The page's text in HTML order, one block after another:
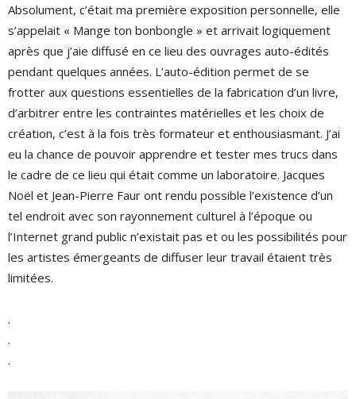
Absolument, c’était ma première exposition personnelle, elle
s’appelait « Mange ton bonbongle » et arrivait logiquement
après que j’aie diffusé en ce lieu des ouvrages auto-édités
pendant quelques années. L’auto-édition permet de se
frotter aux questions essentielles de la fabrication d’un livre,
d’arbitrer entre les contraintes matérielles et les choix de
création, c’est à la fois très formateur et enthousiasmant. J’ai
eu la chance de pouvoir apprendre et tester mes trucs dans
le cadre de ce lieu qui était comme un laboratoire. Jacques
Noël et Jean-Pierre Faur ont rendu possible l’existence d’un
tel endroit avec son rayonnement culturel à l’époque ou
l’Internet grand public n’existait pas et ou les possibilités pour
les artistes émergeants de diffuser leur travail étaient très
limitées.
.
.
.